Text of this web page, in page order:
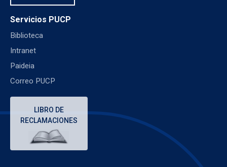
Servicios PUCP
Biblioteca
Intranet
Paideia
Correo PUCP
LIBRO DE
RECLAMACIONES